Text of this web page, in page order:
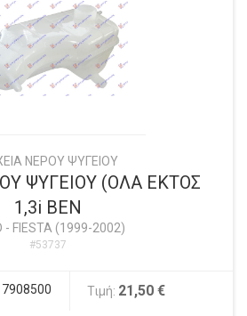
ΝΕΡΟΥ ΨΥΓΕΙΟΥ
ΨΥΓΕΙΟΥ (ΟΛΑ ΕΚΤΟΣ
1,3i ΒΕΝ
- FIESTA (1999-2002)
#53737
Τιμή: 21,50 €